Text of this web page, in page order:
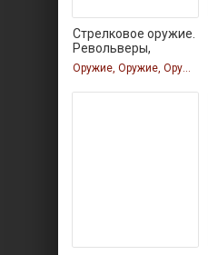
Стрелковое оружие.
Револьверы,
Оружие, Оружие, Оружие